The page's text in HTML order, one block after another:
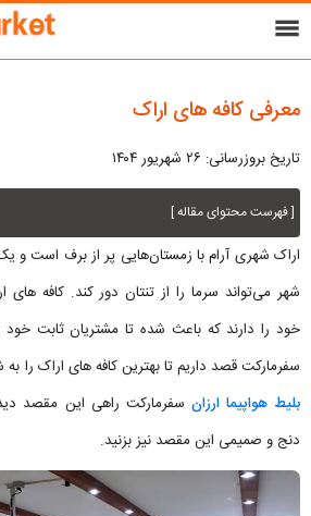
menu
معرفی کافه های اراک
تاریخ بروزرسانی: ۲۶ شهریور ۱۴۰۴
[ فهرست محتوای مقاله ]
اراک شهری آرام با زمستان‌هایی پر از برف است و
شهر می‌تواند سرما را از تنتان دور کند. کافه
خود را دارند که باعث شده تا مشتریان ثابت خود
سفرمارکت قصد داریم تا بهترین کافه های اراک را به
بلیط هواپیما ارزان سفرمارکت راهی این مقصد
دنج و صمیمی این مقصد نیز بزنید.